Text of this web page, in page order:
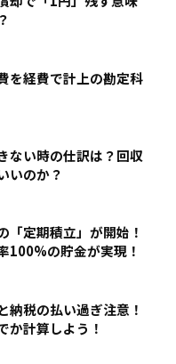
を経費で計上の勘定科
ない時の仕訳は？回収
いのか？
「定期積立」が開始！
100%の貯金が実現！
納税の払い過ぎ注意！
か計算しよう！